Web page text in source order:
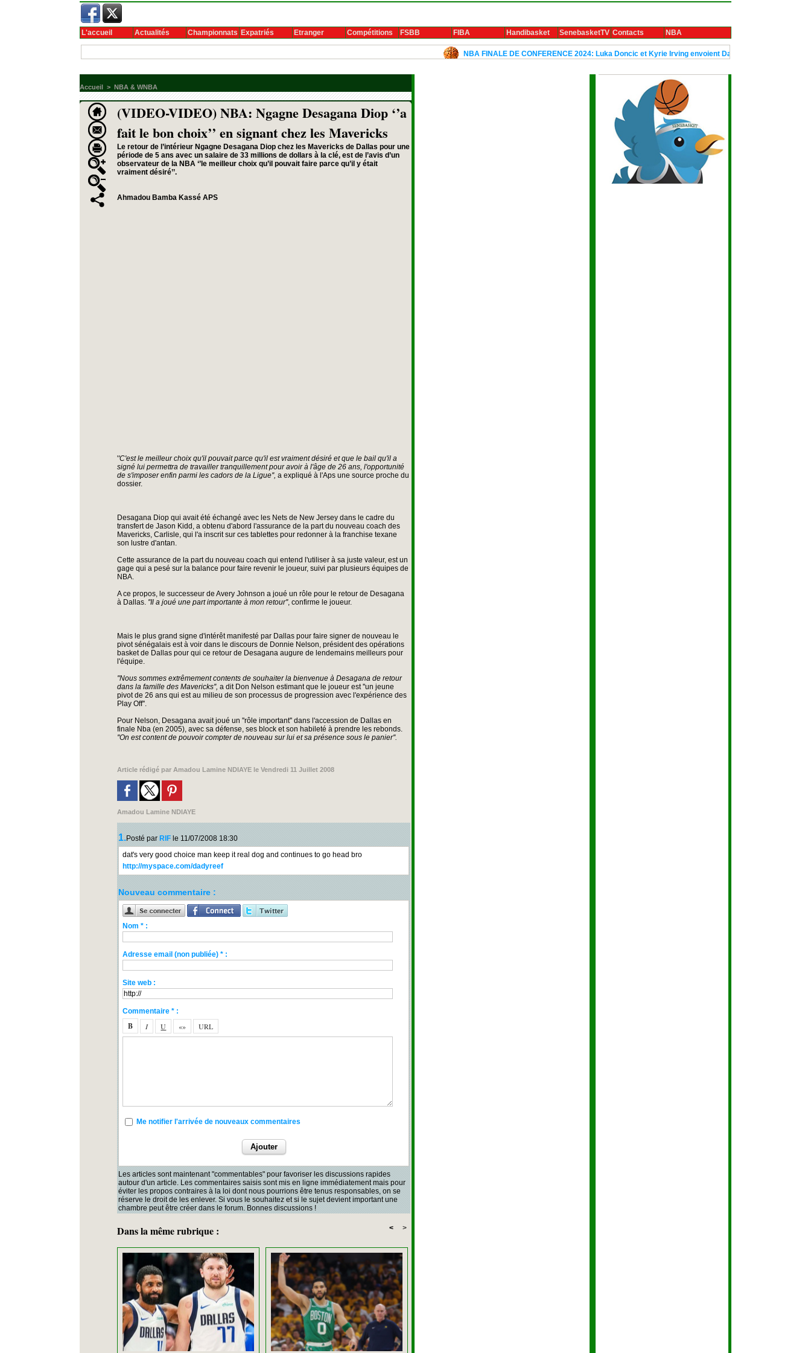
L'accueil Actualités Championnats Expatriés Etranger Compétitions FSBB FIBA Handibasket SenebasketTV Contacts NBA
NBA FINALE DE CONFERENCE 2024: Luka Doncic et Kyrie Irving envoient Dallas en finale
Accueil > NBA & WNBA
(VIDEO-VIDEO) NBA: Ngagne Desagana Diop ‘’a
fait le bon choix’’ en signant chez les Mavericks
Le retour de l’intérieur Ngagne Desagana Diop chez les Mavericks de Dallas pour une
période de 5 ans avec un salaire de 33 millions de dollars à la clé, est de l’avis d’un
observateur de la NBA ‘’le meilleur choix qu’il pouvait faire parce qu’il y était
vraiment désiré’’.
Ahmadou Bamba Kassé APS
''C'est le meilleur choix qu'il pouvait parce qu'il est vraiment désiré et que le bail qu'il a
signé lui permettra de travailler tranquillement pour avoir à l'âge de 26 ans, l'opportunité
de s'imposer enfin parmi les cadors de la Ligue'', a expliqué à l'Aps une source proche du
dossier.
Desagana Diop qui avait été échangé avec les Nets de New Jersey dans le cadre du
transfert de Jason Kidd, a obtenu d'abord l'assurance de la part du nouveau coach des
Mavericks, Carlisle, qui l'a inscrit sur ces tablettes pour redonner à la franchise texane
son lustre d'antan.
Cette assurance de la part du nouveau coach qui entend l'utiliser à sa juste valeur, est un
gage qui a pesé sur la balance pour faire revenir le joueur, suivi par plusieurs équipes de
NBA.
A ce propos, le successeur de Avery Johnson a joué un rôle pour le retour de Desagana
à Dallas. ''Il a joué une part importante à mon retour'', confirme le joueur.
Mais le plus grand signe d'intérêt manifesté par Dallas pour faire signer de nouveau le
pivot sénégalais est à voir dans le discours de Donnie Nelson, président des opérations
basket de Dallas pour qui ce retour de Desagana augure de lendemains meilleurs pour
l'équipe.
''Nous sommes extrêmement contents de souhaiter la bienvenue à Desagana de retour
dans la famille des Mavericks'', a dit Don Nelson estimant que le joueur est ''un jeune
pivot de 26 ans qui est au milieu de son processus de progression avec l'expérience des
Play Off''.
Pour Nelson, Desagana avait joué un ''rôle important'' dans l'accession de Dallas en
finale Nba (en 2005), avec sa défense, ses block et son habileté à prendre les rebonds.
''On est content de pouvoir compter de nouveau sur lui et sa présence sous le panier''.
Article rédigé par Amadou Lamine NDIAYE le Vendredi 11 Juillet 2008
Amadou Lamine NDIAYE
1.Posté par RIF le 11/07/2008 18:30
dat's very good choice man keep it real dog and continues to go head bro
http://myspace.com/dadyreef
Nouveau commentaire :
Nom * :
Adresse email (non publiée) * :
Site web :
Commentaire * :
Me notifier l'arrivée de nouveaux commentaires
Les articles sont maintenant "commentables" pour favoriser les discussions rapides
autour d'un article. Les commentaires saisis sont mis en ligne immédiatement mais pour
éviter les propos contraires à la loi dont nous pourrions être tenus responsables, on se
réserve le droit de les enlever. Si vous le souhaitez et si le sujet devient important une
chambre peut être créer dans le forum. Bonnes discussions !
Dans la même rubrique : < >